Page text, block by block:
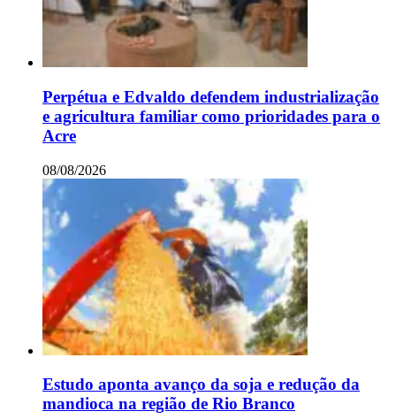
Perpétua e Edvaldo defendem industrialização
e agricultura familiar como prioridades para o
Acre
08/08/2026
Estudo aponta avanço da soja e redução da
mandioca na região de Rio Branco